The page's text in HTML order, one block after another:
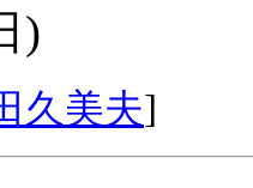
)
久美夫]